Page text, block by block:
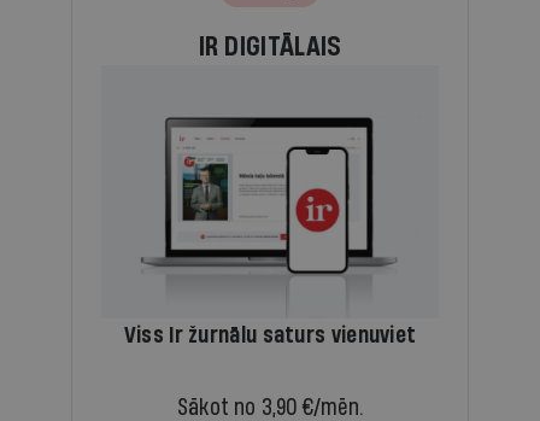
IR DIGITĀLAIS
Viss Ir žurnālu saturs vienuviet
Sākot no 3,90 €/mēn.